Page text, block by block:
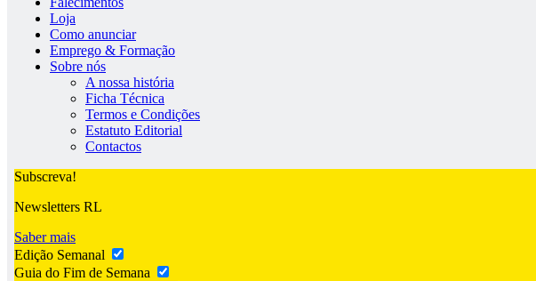
Loja
Como anunciar
Emprego & Formação
Sobre nós
A nossa história
Ficha Técnica
Termos e Condições
Estatuto Editorial
Contactos
Subscreva!
Newsletters RL
Saber mais
Edição Semanal
Guia do Fim de Semana